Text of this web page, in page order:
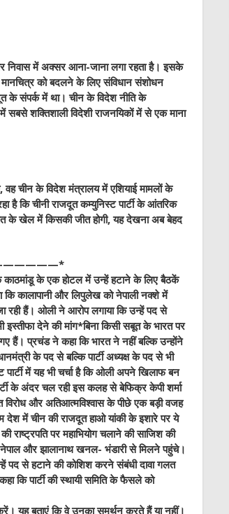
निवास में अक्‍सर आना-जाना लगा रहता है। इसके
मानचित्र को बदलने के लिए संविधान संशोधन
के संपर्क में था। चीन के विदेश नीति के
सबसे शक्तिशाली विदेशी राजनयिकों में से एक माना
वह चीन के विदेश मंत्रालय में एशियाई मामलों के
है कि चीनी राजदूत कम्‍युनिस्‍ट पार्टी के आंतरिक
के खेल में किसकी जीत होगी, यह देखना अब बेहद
–—————*
काठमांडू के एक होटल में उन्हें हटाने के लिए बैठकें
कि कालापानी और लिपुलेख को नेपाली नक्शे में
रही हैं। ओली ने आरोप लगाया कि उन्हें पद से
इस्तीफा देने की मांग*बिना किसी सबूत के भारत पर
हैं। प्रचंड ने कहा कि भारत ने नहीं बल्कि उन्‍होंने
के पद से बल्कि पार्टी अध्‍यक्ष के पद से भी
में यह भी चर्चा है कि ओली अपने खिलाफ बन
के अंदर चल रही इस कलह से बेफिक्र केपी शर्मा
और अतिआत्‍मव‍िश्‍वास के पीछे एक बड़ी वजह
देश में चीन की राजदूत हाओ यांकी के इशारे पर ये
राष्ट्रपति पर महाभियोग चलाने की साजिश की
नेपाल और झालानाथ खनल- भंडारी से मिलने पहुंचे।
पद से हटाने की कोशिश करने संबंधी दावा गलत
पार्टी की स्थायी समिति के फैसले को